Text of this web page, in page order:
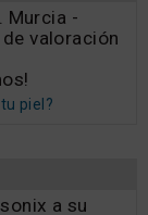
Murcia -
valoración
piel?
a su